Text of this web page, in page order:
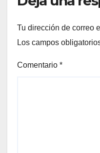
Tu dirección de correo
Los campos
Comentario *